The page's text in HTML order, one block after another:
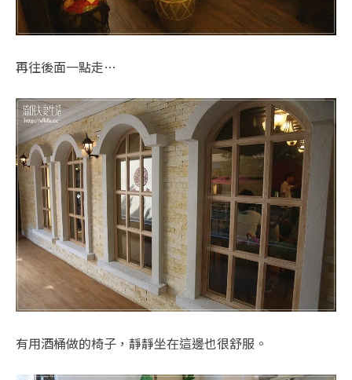
再往後面一點走…
有用酒桶做的椅子，靜靜坐在這邊也很舒服。